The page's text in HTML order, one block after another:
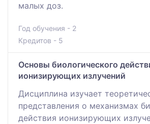
малых доз.
Год обучения - 2
Кредитов - 5
Основы биологического
ионизирующих излучений
Дисциплина изучает
представления о механизмах
действия ионизирующих